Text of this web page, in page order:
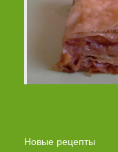
Новые рецепты